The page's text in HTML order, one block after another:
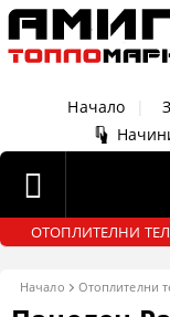
Начало
ОТОПЛИТЕЛНИ
Начало Отоплителни